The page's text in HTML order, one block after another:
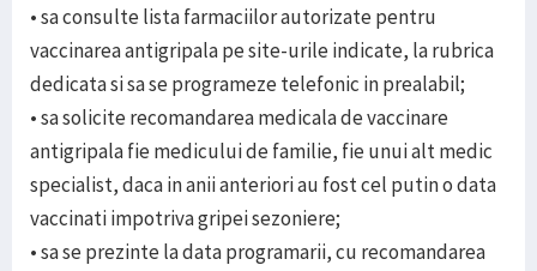
• sa consulte lista farmaciilor autorizate pentru
vaccinarea antigripala pe site-urile indicate, la rubrica
dedicata si sa se programeze telefonic in prealabil;
• sa solicite recomandarea medicala de vaccinare
antigripala fie medicului de familie, fie unui alt medic
specialist, daca in anii anteriori au fost cel putin o data
vaccinati impotriva gripei sezoniere;
• sa se prezinte la data programarii, cu recomandarea